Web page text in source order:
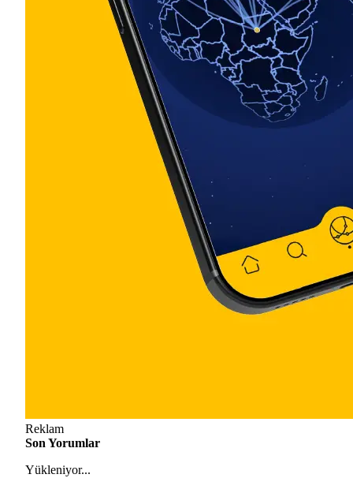
Reklam
Son Yorumlar
Yükleniyor...